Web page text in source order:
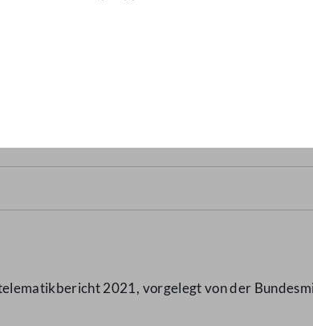
2021, vorgelegt von der